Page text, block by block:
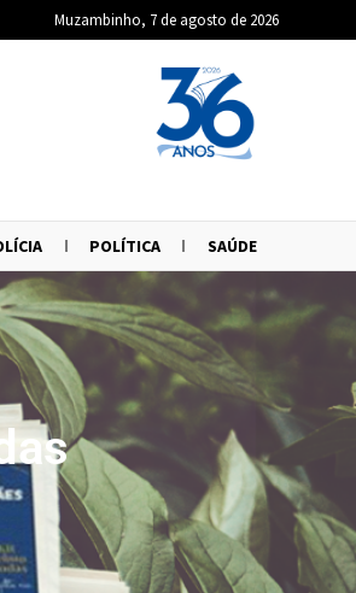
Muzambinho, 7 de agosto de 2026
POLÍTICA SAÚDE